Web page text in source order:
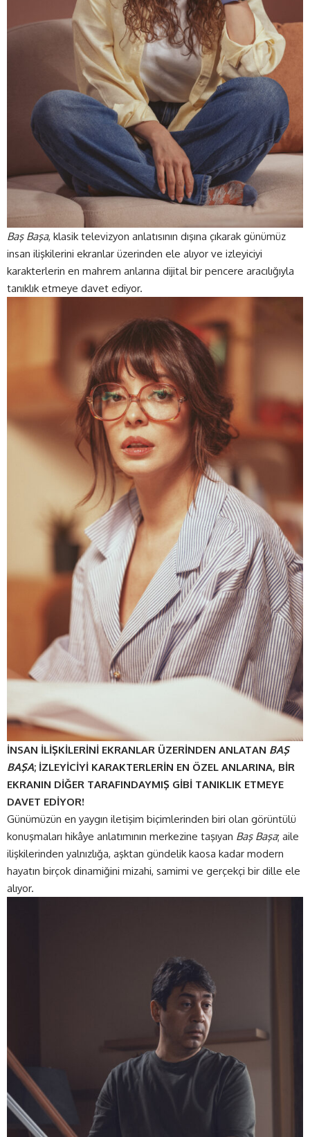
Baş Başa, klasik televizyon anlatısının dışına çıkarak günümüz
insan ilişkilerini ekranlar üzerinden ele alıyor ve izleyiciyi
karakterlerin en mahrem anlarına dijital bir pencere aracılığıyla
tanıklık etmeye davet ediyor.
İNSAN İLİŞKİLERİNİ EKRANLAR ÜZERİNDEN ANLATAN BAŞ
BAŞA; İZLEYİCİYİ KARAKTERLERİN EN ÖZEL ANLARINA, BİR
EKRANIN DİĞER TARAFINDAYMIŞ GİBİ TANIKLIK ETMEYE
DAVET EDİYOR!
Günümüzün en yaygın iletişim biçimlerinden biri olan görüntülü
konuşmaları hikâye anlatımının merkezine taşıyan Baş Başa; aile
ilişkilerinden yalnızlığa, aşktan gündelik kaosa kadar modern
hayatın birçok dinamiğini mizahi, samimi ve gerçekçi bir dille ele
alıyor.